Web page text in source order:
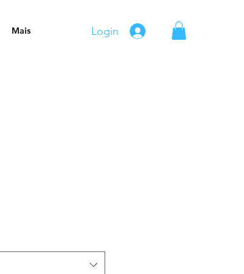
Mais Login